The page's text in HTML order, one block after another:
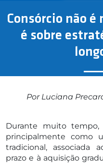
Consórcio não
é sobre
Por Luciana
Durante muito
principalmente como
tradicional, associada
prazo e à aquisição